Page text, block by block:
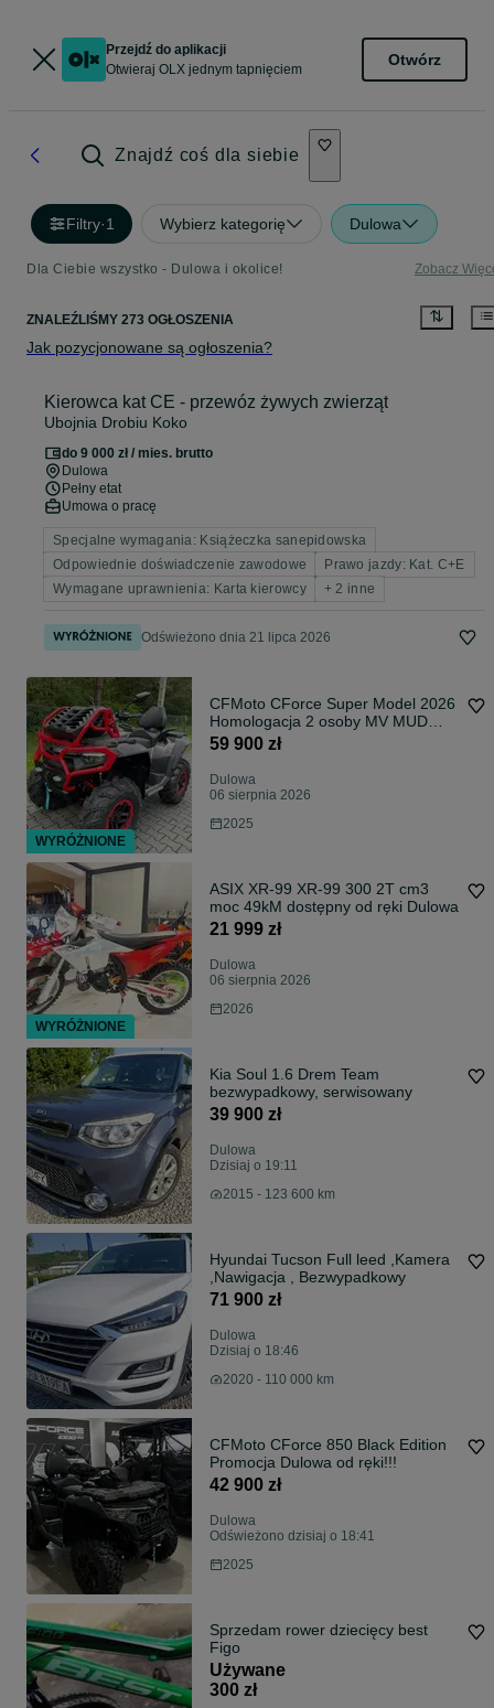
Przejdź do aplikacji
Otwieraj OLX jednym tapnięciem
Otwórz
Znajdź coś dla siebie
Filtry·1 Wybierz kategorię Dulowa
Dla Ciebie wszystko - Dulowa i okolice! Zobacz
ZNALEŹLIŚMY 273 OGŁOSZENIA
Jak pozycjonowane są ogłoszenia?
Kierowca kat CE - przewóz żywych zwierząt
Ubojnia Drobiu Koko
do 9 000 zł / mies. brutto
Dulowa
Pełny etat
Umowa o pracę
Specjalne wymagania: Książeczka sanepidowska
Odpowiednie doświadczenie zawodowe
Prawo jazdy: Kat. C+E
Wymagane uprawnienia: Karta kierowcy
+ 2 inne
Odświeżono dnia 21 lipca 2026
CFMoto CForce Super Model 2026
Homologacja 2 osoby MV MUD
Dulowa dostępny od ręki!!!
59 900 zł
Dulowa
06 sierpnia 2026
2025
ASIX XR-99 XR-99 300 2T cm3
moc 49kM dostępny od ręki Dulowa
21 999 zł
Dulowa
06 sierpnia 2026
2026
Kia Soul 1.6 Drem Team
bezwypadkowy, serwisowany
39 900 zł
Dulowa
Dzisiaj o 19:11
2015 - 123 600 km
Hyundai Tucson Full leed ,Kamera
,Nawigacja , Bezwypadkowy
71 900 zł
Dulowa
Dzisiaj o 18:46
2020 - 110 000 km
CFMoto CForce 850 Black Edition
Promocja Dulowa od ręki!!!
42 900 zł
Dulowa
Odświeżono dzisiaj o 18:41
2025
Sprzedam rower dziecięcy best
Figo
Używane
300 zł
WYRÓŻNIONE
WYRÓŻNIONE